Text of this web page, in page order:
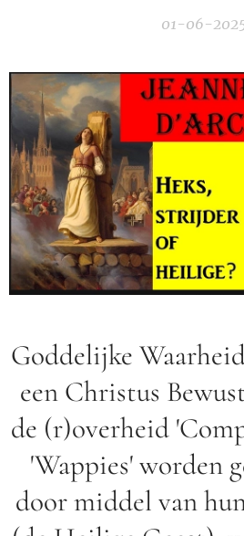
01-06-
Goddelijke
een Christus
de (r)overheid
'Wappies' worden
door middel van